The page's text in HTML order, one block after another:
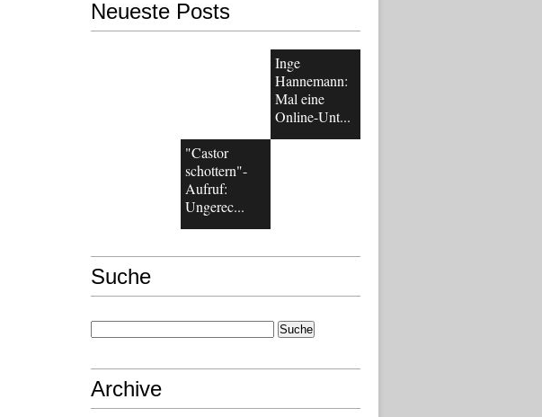
Neueste Posts
Inge
Hannemann:
Mal eine
Online-Unt...
"Castor
schottern"-
Aufruf:
Ungerec...
Suche
Archive